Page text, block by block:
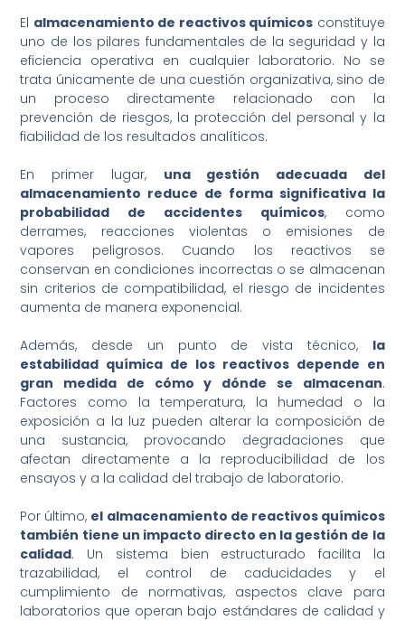
El almacenamiento de reactivos químicos constituye
uno de los pilares fundamentales de la seguridad y la
eficiencia operativa en cualquier laboratorio. No se
trata únicamente de una cuestión organizativa, sino de
un proceso directamente relacionado con la
prevención de riesgos, la protección del personal y la
fiabilidad de los resultados analíticos.
En primer lugar, una gestión adecuada del
almacenamiento reduce de forma significativa la
probabilidad de accidentes químicos, como
derrames, reacciones violentas o emisiones de
vapores peligrosos. Cuando los reactivos se
conservan en condiciones incorrectas o se almacenan
sin criterios de compatibilidad, el riesgo de incidentes
aumenta de manera exponencial.
Además, desde un punto de vista técnico, la
estabilidad química de los reactivos depende en
gran medida de cómo y dónde se almacenan.
Factores como la temperatura, la humedad o la
exposición a la luz pueden alterar la composición de
una sustancia, provocando degradaciones que
afectan directamente a la reproducibilidad de los
ensayos y a la calidad del trabajo de laboratorio.
Por último, el almacenamiento de reactivos químicos
también tiene un impacto directo en la gestión de la
calidad. Un sistema bien estructurado facilita la
trazabilidad, el control de caducidades y el
cumplimiento de normativas, aspectos clave para
laboratorios que operan bajo estándares de calidad y